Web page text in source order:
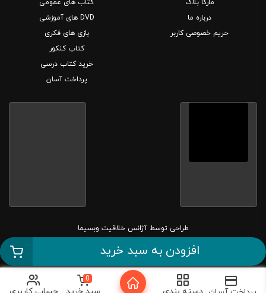
افزودن به سبد خرید
مارکا بلاگ
درباره ما
حریم خصوصی کاربر
کتاب های عمومی
DVD های آموزشی
بازی های فکری
کتاب کنکور
خرید کتاب درسی
پرداخت آسان
طراحی توسطآژانس خلاقیت وبسیما
کلیه حقوق این سایت متعلق به بانک کتاب مارکا می باشد.
0